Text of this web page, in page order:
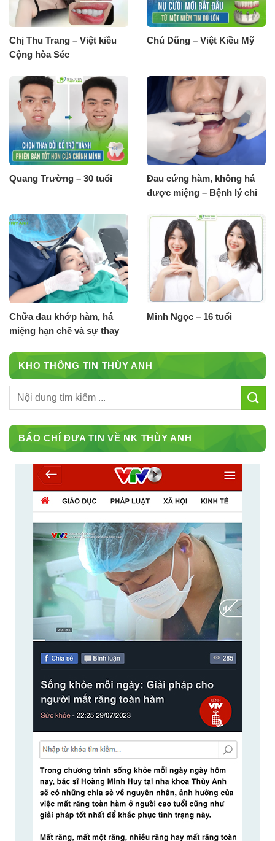
Chị Thu Trang – Việt kiều
Cộng hòa Séc
Chú Dũng – Việt Kiều Mỹ
Quang Trường – 30 tuổi
Đau cứng hàm, không há
được miệng – Bệnh lý chỉ
chữa khỏi
Chữa đau khớp hàm, há
miệng hạn chế và sự thay
tại nha khoa Thuỳ Anh
Minh Ngọc – 16 tuổi
KHO THÔNG TIN THÙY ANH
BÁO CHÍ ĐƯA TIN VỀ NK THÙY ANH